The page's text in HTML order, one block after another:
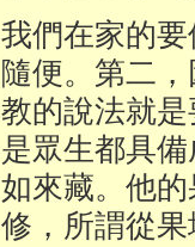
我們在家的
隨便。第二
教的說法就
是眾生都具
如來藏。他
修，所謂從